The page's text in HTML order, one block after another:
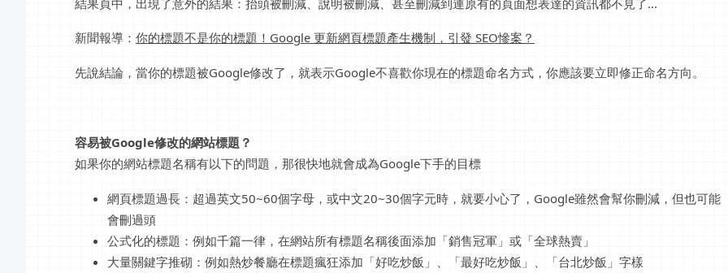
新聞報導： 你的標題不是你的標題！Google 更新網頁標題產生機制，引發 SEO慘案？
先說結論，當你的標題被Google修改了，就表示Google不喜歡你現在的標題命名方式，你應該要立即修正命名方向。
容易被Google修改的網站標題？
如果你的網站標題名稱有以下的問題，那很快地就會成為Google下手的目標
網頁標題過長：超過英文50~60個字母，或中文20~30個字元時，就要小心了，Google雖然會幫你刪減，但也可能
會刪過頭
公式化的標題：例如千篇一律，在網站所有標題名稱後面添加「銷售冠軍」或「全球熱賣」
大量關鍵字推砌：例如熱炒餐廳在標題瘋狂添加「好吃炒飯」、「最好吃炒飯」、「台北炒飯」字樣